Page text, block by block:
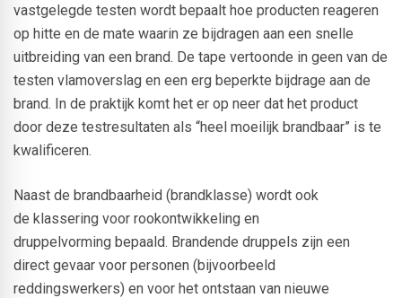
vastgelegde testen wordt bepaalt hoe producten reageren
op hitte en de mate waarin ze bijdragen aan een snelle
uitbreiding van een brand. De tape vertoonde in geen van de
testen vlamoverslag en een erg beperkte bijdrage aan de
brand. In de praktijk komt het er op neer dat het product
door deze testresultaten als “heel moeilijk brandbaar” is te
kwalificeren.
Naast de brandbaarheid (brandklasse) wordt ook
de klassering voor rookontwikkeling en
druppelvorming bepaald. Brandende druppels zijn een
direct gevaar voor personen (bijvoorbeeld
reddingswerkers) en voor het ontstaan van nieuwe